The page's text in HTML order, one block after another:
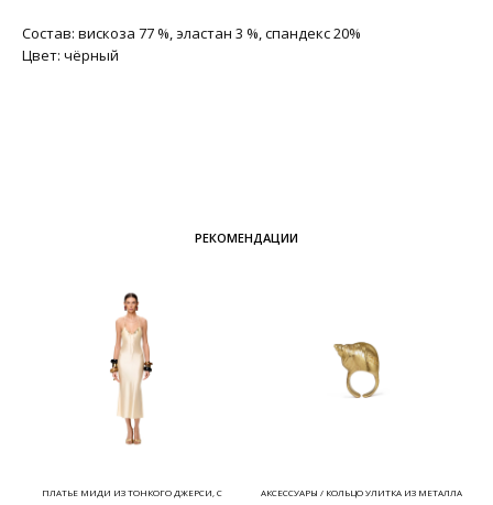
Состав: вискоза 77 %, эластан 3 %, спандекс 20%
Цвет: чёрный
РЕКОМЕНДАЦИИ
ПЛАТЬЕ МИДИ ИЗ ТОНКОГО ДЖЕРСИ, С
АКСЕССУАРЫ / КОЛЬЦО УЛИТКА ИЗ МЕТАЛЛА